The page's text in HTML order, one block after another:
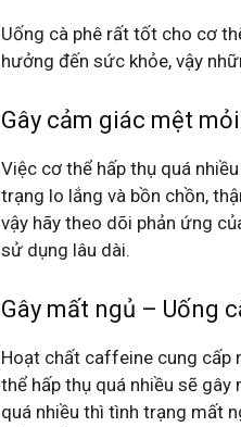
Uống cà phê rất tốt cho cơ
hưởng đến sức khỏe, vậy
Gây cảm giác mệt mỏi
Việc cơ thể hấp thụ quá
trạng lo lắng và bồn chồn,
vậy hãy theo dõi phản ứng
sử dụng lâu dài.
Gây mất ngủ – Uống
Hoạt chất caffeine cung cấp
thể hấp thụ quá nhiều sẽ
quá nhiều thì tình trạng mất